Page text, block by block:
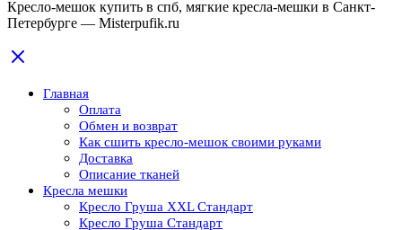
Кресло-мешок купить в спб, мягкие кресла-мешки в Санкт-
Петербурге — Misterpufik.ru
Главная
Оплата
Обмен и возврат
Как сшить кресло-мешок своими руками
Доставка
Описание тканей
Кресла мешки
Кресло Груша XXL Стандарт
Кресло Груша Cтандарт